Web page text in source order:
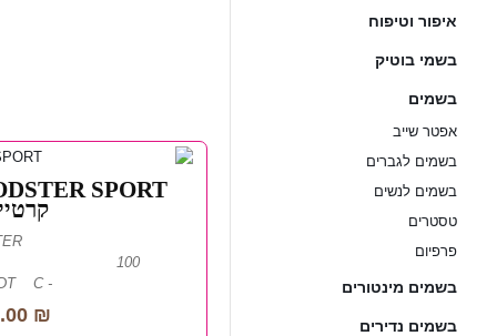
- EDT C /...
₪
איפור וטיפוח
בשמי בוטיק
בשמים
אפטר שייב
בשמים לגברים
בשמים לנשים
טסטרים
פרפיום
בשמים מינטורים
בשמים נדירים